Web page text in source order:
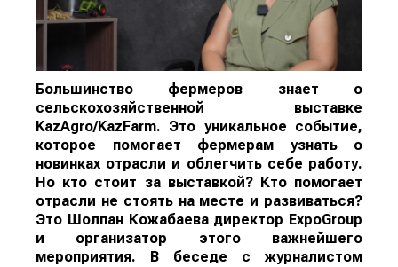
Большинство фермеров знает о
сельскохозяйственной выставке
KazAgro/KazFarm. Это уникальное событие,
которое помогает фермерам узнать о
новинках отрасли и облегчить себе работу.
Но кто стоит за выставкой? Кто помогает
отрасли не стоять на месте и развиваться?
Это Шолпан Кожабаева директор ExpoGroup
и организатор этого важнейшего
мероприятия. В беседе с журналистом